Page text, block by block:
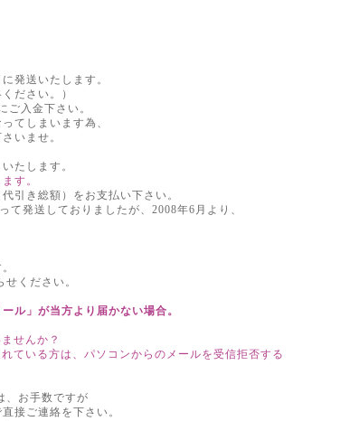
送いたします。
さい。）
入金下さい。
しまいます為、
いませ。
します。
す。
き総額）をお支払い下さい。
送しておりましたが、2008年6月より、
ください。
ル」が当方より届かない場合。
せんか？
いる方は、パソコンからのメールを受信拒否する
お手数ですが
ご連絡を下さい。